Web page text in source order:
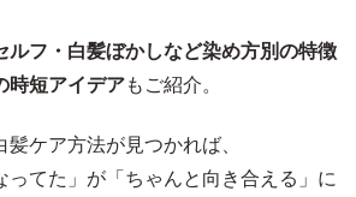
ルフ・白髪ぼかしなど染め方別の特徴
時短アイデアもご紹介。
ケア方法が見つかれば、
ってた」が「ちゃんと向き合える」に